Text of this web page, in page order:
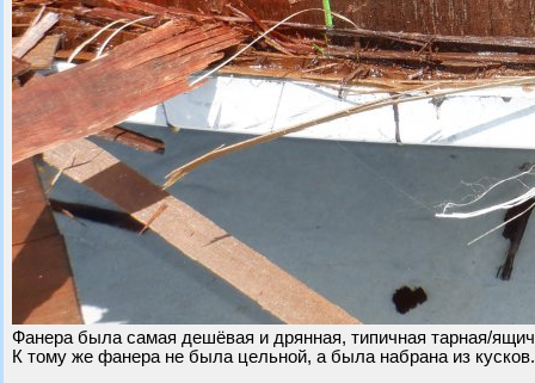
Фанера была самая дешёвая и дрянная, типичная тарная/
К тому же фанера не была цельной, а была набрана из кусков.